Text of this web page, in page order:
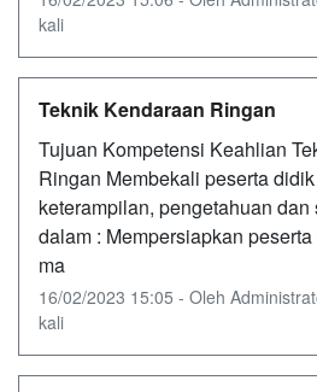
kali
Teknik Kendaraan Ringan
Tujuan Kompetensi Keahlian
Ringan Membekali peserta
keterampilan, pengetahuan
dalam : Mempersiapkan
ma
16/02/2023 15:05 - Oleh
kali